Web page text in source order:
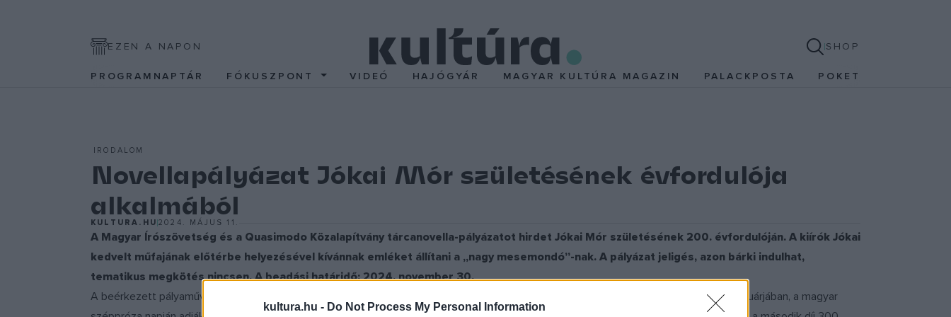
kultura.hu - Do Not Process My Personal Information
EZEN A NAPON SHOP
PROGRAMNAPTÁR FÓKUSZPONT VIDEÓ HAJÓGYÁR MAGYAR KULTÚRA MAGAZIN PALACKPOSTA POKET
IRODALOM
Novellapályázat Jókai Mór születésének évfordulója
alkalmából
KULTURA.HU 2024. MÁJUS 11.
A Magyar Írószövetség és a Quasimodo Közalapítvány tárcanovella-pályázatot hirdet Jókai Mór születésének 200. évfordulóján. A kiírók Jókai
kedvelt műfajának előtérbe helyezésével kívánnak emléket állítani a „nagy mesemondó”-nak. A pályázat jeligés, azon bárki indulhat,
tematikus megkötés nincsen. A beadási határidő: 2024. november 30.
A beérkezett pályaműveket háromtagú zsűri bírálja el, amelynek tagjai: Erős Kinga, Tóbiás Krisztián, Szakonyi Károly. A díjakat 2025 februárjában, a magyar